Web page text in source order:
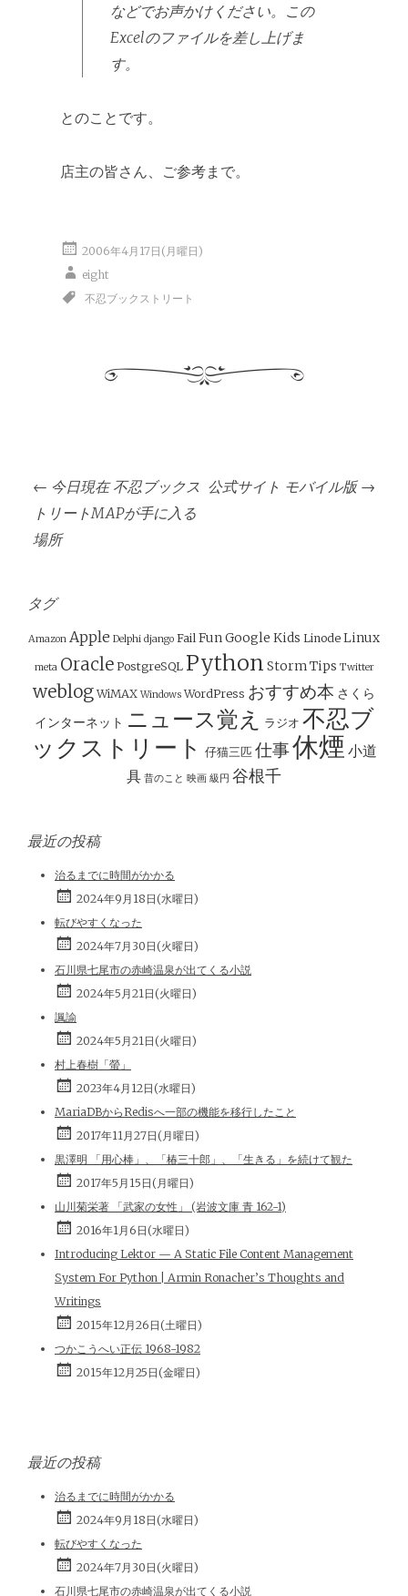
などでお声かけください。この
Excelのファイルを差し上げま
す。
とのことです。
店主の皆さん、ご参考まで。
2006年4月17日(月曜日)
eight
不忍ブックストリート
投
稿
ナ
ビ
ゲ
ー
シ
ョ
ン
← 今日現在 不忍ブックス
トリートMAPが手に入る
場所
公式サイト モバイル版 →
タグ
Amazon Apple Delphi django Fail FunGoogle Kids Linode Linux
meta Oracle PostgreSQL Python StormTips Twitter
weblog WiMAX Windows WordPress おすすめ本 さくら
インターネット ニュース覚え ラジオ 不忍ブ
ックストリート
仔猫三匹 仕事休煙 小道
具 昔のこと 映画 級円 谷根千
最近の投稿
治るまでに時間がかかる
2024年9月18日(水曜日)
転びやすくなった
2024年7月30日(火曜日)
石川県七尾市の赤崎温泉が出てくる小説
2024年5月21日(火曜日)
諷諭
2024年5月21日(火曜日)
村上春樹「螢」
2023年4月12日(水曜日)
MariaDBからRedisへ一部の機能を移行したこと
2017年11月27日(月曜日)
黒澤明 「用心棒」、「椿三十郎」、「生きる」を続けて観た
2017年5月15日(月曜日)
山川菊栄著 「武家の女性」 (岩波文庫 青 162-1)
2016年1月6日(水曜日)
Introducing Lektor — A Static File Content Management
System For Python | Armin Ronacher’s Thoughts and
Writings
2015年12月26日(土曜日)
つかこうへい正伝 1968-1982
2015年12月25日(金曜日)
最近の投稿
治るまでに時間がかかる
2024年9月18日(水曜日)
転びやすくなった
2024年7月30日(火曜日)
石川県七尾市の赤崎温泉が出てくる小説